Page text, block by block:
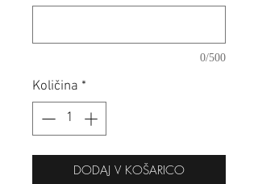
0/500
Količina *
DODAJ V KOŠARICO